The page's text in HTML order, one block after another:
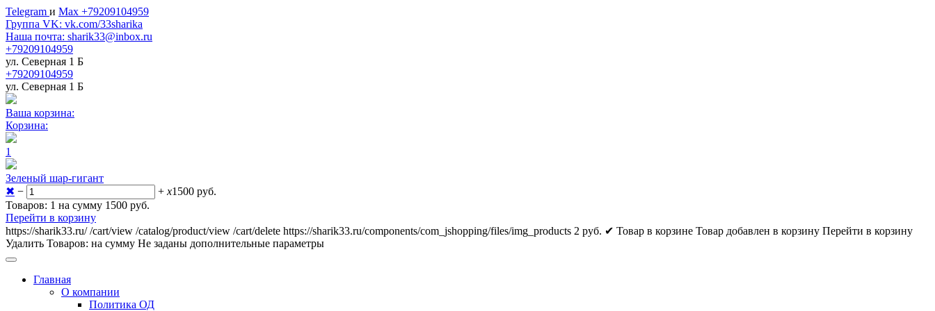
Telegram и Max +79209104959
Группа VK: vk.com/33sharika
Наша почта: sharik33@inbox.ru
+79209104959
ул. Северная 1 Б
+79209104959
ул. Северная 1 Б
Ваша корзина:
Корзина:
1
Зеленый шар-гигант
✖ − + x1500 руб.
Товаров: 1 на сумму 1500 руб.
Перейти в корзину
https://sharik33.ru/ /cart/view /catalog/product/view /cart/delete https://sharik33.ru/components/com_jshopping/files/img_products 2 руб. ✔ Товар в корзине Товар добавлен в корзину Перейти в корзину
Удалить Товаров: на сумму Не заданы дополнительные параметры
Главная
О компании
Политика ОД